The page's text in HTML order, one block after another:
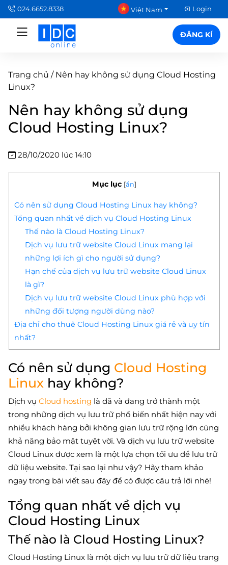
024.6652.8338 Việt Nam Login
ĐĂNG KÍ
Trang chủ / Nên hay không sử dụng Cloud Hosting
Linux?
Nên hay không sử dụng
Cloud Hosting Linux?
28/10/2020 lúc 14:10
Mục lục [ẩn]
Có nên sử dụng Cloud Hosting Linux hay không?
Tổng quan nhất về dịch vụ Cloud Hosting Linux
Thế nào là Cloud Hosting Linux?
Dịch vụ lưu trữ website Cloud Linux mang lại
những lợi ích gì cho người sử dụng?
Hạn chế của dịch vụ lưu trữ website Cloud Linux
là gì?
Dịch vụ lưu trữ website Cloud Linux phù hợp với
những đối tượng người dùng nào?
Địa chỉ cho thuê Cloud Hosting Linux giá rẻ và uy tín
nhất?
Có nên sử dụng Cloud Hosting
Linux hay không?
Dịch vụCloud hosting là đã và đang trở thành một
trong những dịch vụ lưu trữ phổ biến nhất hiện nay với
nhiều khách hàng bởi không gian lưu trữ rộng lớn cùng
khả năng bảo mật tuyệt vời. Và dịch vụ lưu trữ website
Cloud Linux được xem là một lựa chọn tối ưu để lưu trữ
dữ liệu website. Tại sao lại như vậy? Hãy tham khảo
ngay trong bài viết sau đây để có được câu trả lời nhé!
Tổng quan nhất về dịch vụ
Cloud Hosting Linux
Thế nào là Cloud Hosting Linux?
Cloud Hosting Linux là một dịch vụ lưu trữ dữ liệu trang